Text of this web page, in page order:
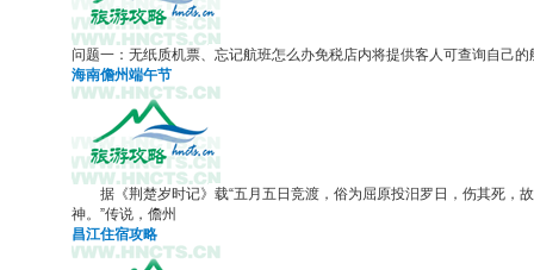
问题一：无纸质机票、忘记航班怎么办免税店内将提供客人可查询自己
海南儋州端午节
据《荆楚岁时记》载“五月五日竞渡，俗为屈原投汨罗日，伤其死，
神。”传说，儋州
昌江住宿攻略